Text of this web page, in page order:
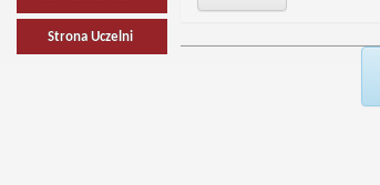
Strona Uczelni